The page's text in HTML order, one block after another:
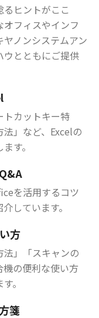
ヒントがここ
フィスやインフ
ノンシステムアン
ウとともにご提供
トカットキー特
」など、Excelの
す。
を活用するコツ
しています。
方
法」「スキャンの
の便利な使い方
。
箋